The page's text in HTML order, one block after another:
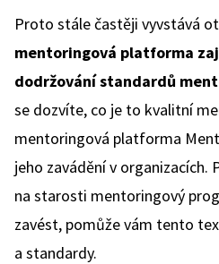
Proto stále častěji vyvstává
mentoringová platforma
dodržování standardů
se dozvíte, co je to kvalitní
mentoringová platforma
jeho zavádění v
na starosti mentoringový
zavést, pomůže vám tento
a standardy.